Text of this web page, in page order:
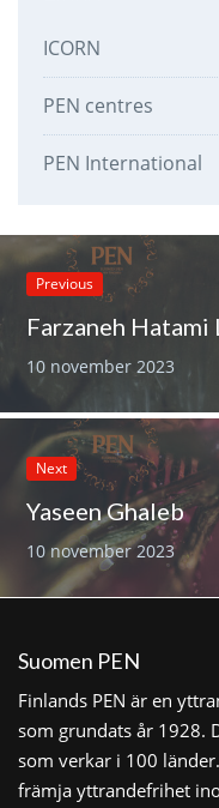
ICORN
PEN centres
PEN International
Previous
Farzaneh Hatami
10 november 2023
Next
Yaseen Ghaleb
10 november 2023
Suomen PEN
Finlands PEN är en
som grundats år 1928.
som verkar i 100
främja yttrandefrihet